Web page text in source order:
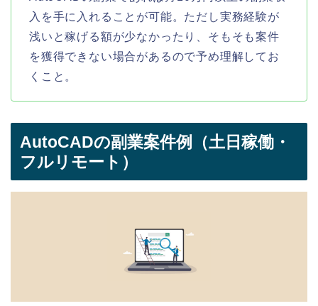
入を手に入れることが可能。ただし実務経験が
浅いと稼げる額が少なかったり、そもそも案件
を獲得できない場合があるので予め理解してお
くこと。
AutoCADの副業案件例（土日稼働・
フルリモート）